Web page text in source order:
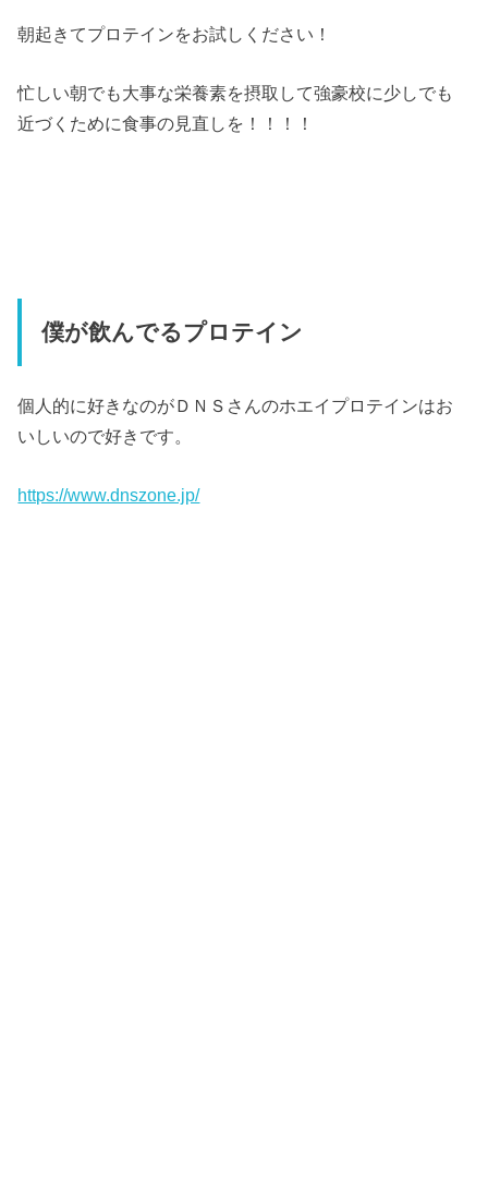
朝起きてプロテインをお試しください！
忙しい朝でも大事な栄養素を摂取して強豪校に少しでも
近づくために食事の見直しを！！！！
僕が飲んでるプロテイン
個人的に好きなのがＤＮＳさんのホエイプロテインはお
いしいので好きです。
https://www.dnszone.jp/